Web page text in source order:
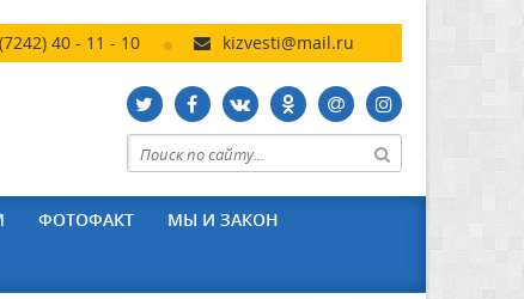
40 - 11 - 10 kizvesti@mail.ru
ФОТОФАКТ МЫ И ЗАКОН